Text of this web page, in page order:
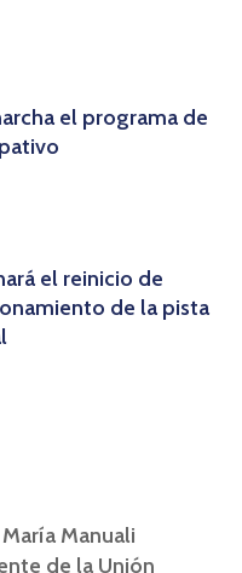
el programa de
el reinicio de
de la pista
Manuali
de la Unión